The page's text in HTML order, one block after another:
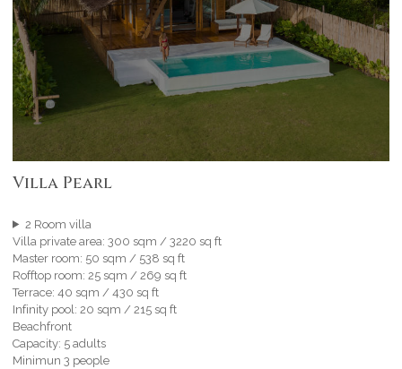
Villa Pearl
2 Room villa
Villa private area: 300 sqm / 3220 sq ft
Master room: 50 sqm / 538 sq ft
Rofftop room: 25 sqm / 269 sq ft
Terrace: 40 sqm / 430 sq ft
Infinity pool: 20 sqm / 215 sq ft
Beachfront
Capacity: 5 adults
Minimun 3 people